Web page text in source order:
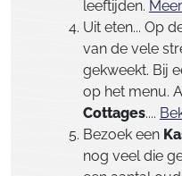
leeftijden.
Uit eten... Op
van de vele
gekweekt. Bij
op het menu.
Cottages....
Bezoek een
nog veel die